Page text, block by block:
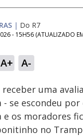
| Do R7
- 15H56 (ATUALIZADO
A+ A-
Ativar
Som
22.86%
receber uma
- se escondeu
e os moradores
no